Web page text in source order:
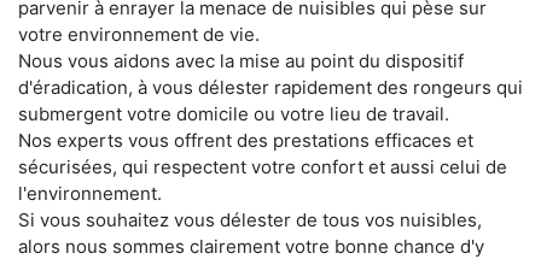
parvenir à enrayer la menace de nuisibles qui pèse sur
votre environnement de vie.
Nous vous aidons avec la mise au point du dispositif
d'éradication, à vous délester rapidement des rongeurs qui
submergent votre domicile ou votre lieu de travail.
Nos experts vous offrent des prestations efficaces et
sécurisées, qui respectent votre confort et aussi celui de
l'environnement.
Si vous souhaitez vous délester de tous vos nuisibles,
alors nous sommes clairement votre bonne chance d'y